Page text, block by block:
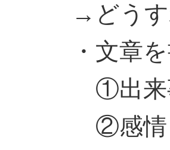
→どうす
・文章を
①出来事
②感情：